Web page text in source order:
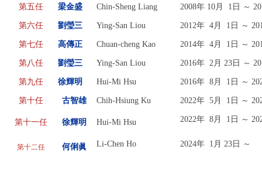
文書組Documentation Division
總務處表單下載 Office of General Affairs Form
Download
第五任 梁金盛 Chin-Sheng Liang 2008年 10月 1日 ～
第六任 劉瑩三 Ying-San Liou 2012年 4月 1日 ～
第七任 高傳正 Chuan-cheng Kao 2014年 4月 1日 ～
第八任 劉瑩三 Ying-San Liou 2016年 2月 23日 ～
第九任 徐輝明 Hui-Mi Hsu 2016年 8月 1日 ～
第十任 古智雄 Chih-Hsiung Ku 2022年 5月 1日 ～
第十一任 徐輝明 Hui-Mi Hsu 2022年 8月 1日 ～
第十二任 何俐眞 Li-Chen Ho 2024年 1月 23日 ～